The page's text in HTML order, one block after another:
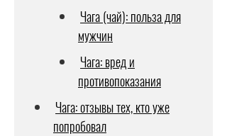
Чага (чай): польза для
мужчин
Чага: вред и
противопоказания
Чага: отзывы тех, кто уже
попробовал